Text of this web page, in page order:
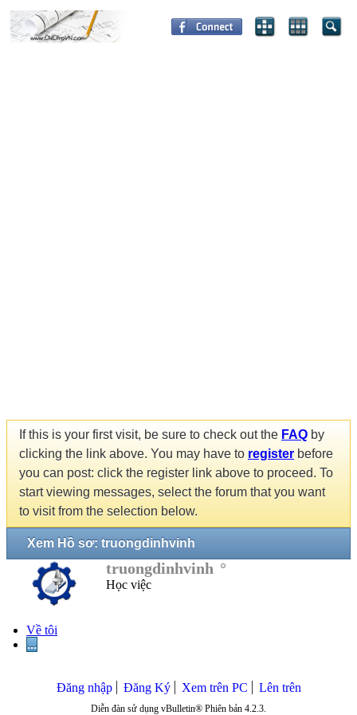
If this is your first visit, be sure to check out the FAQ by
clicking the link above. You may have to register before
you can post: click the register link above to proceed. To
start viewing messages, select the forum that you want
to visit from the selection below.
Xem Hồ sơ: truongdinhvinh
truongdinhvinh
Học việc
Về tôi
...
Đăng nhập Đăng Ký Xem trên PC Lên trên
Diễn đàn sử dụng vBulletin® Phiên bản 4.2.3.